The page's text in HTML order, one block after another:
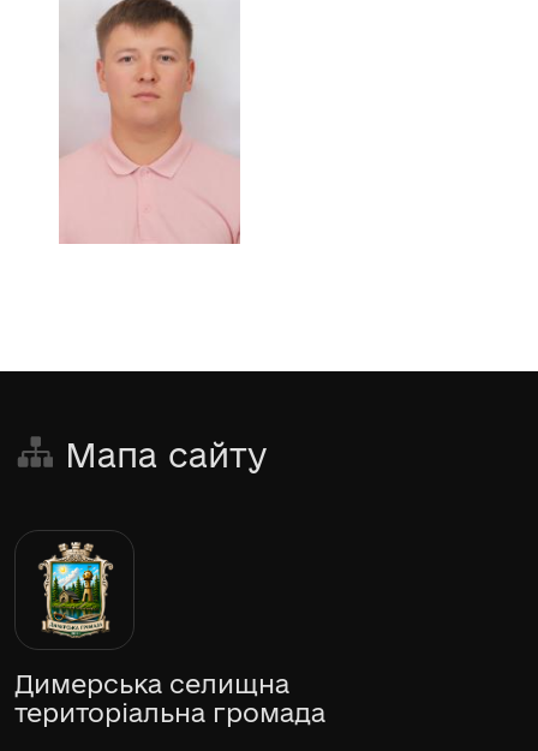
Мапа сайту
Димерська селищна
територіальна громада